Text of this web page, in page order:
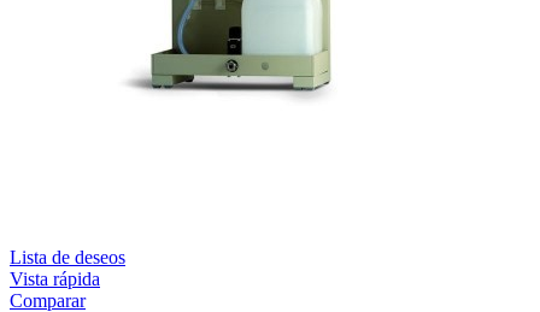
Lista de deseos
Vista rápida
Comparar